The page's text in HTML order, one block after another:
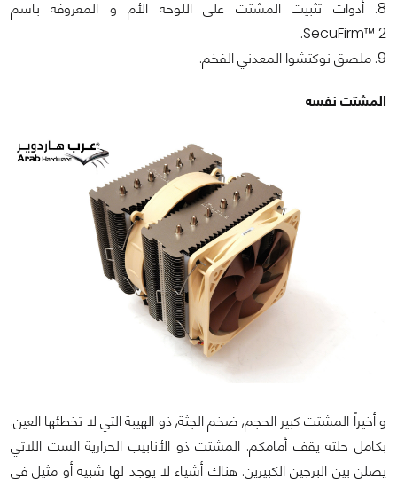
8. أدوات تثبيت المشتت على اللوحة الأم و المعروفة باسم
SecuFirm™ 2.
9. ملصق نوكتشوا المعدني الفخم.
المشتت نفسه
و أخيراً المشتت كبير الحجم, ضخم الجثة, ذو الهيبة التي لا تخطئها العين.
بكامل حلته يقف أمامكم. المشتت ذو الأنابيب الحرارية الست اللاتي
يصلن بين البرجين الكبيرين. هناك أشياء لا يوجد لها شبيه أو مثيل في